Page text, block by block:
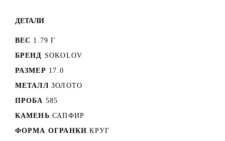
ДЕТАЛИ
ВЕС 1.79 Г
БРЕНД SOKOLOV
РАЗМЕР 17.0
МЕТАЛЛ ЗОЛОТО
ПРОБА 585
КАМЕНЬ САПФИР
ФОРМА ОГРАНКИ КРУГ